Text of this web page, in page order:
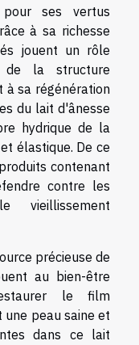
ses vertus
à sa richesse
jouent un rôle
de la structure
sa régénération
du lait d'ânesse
hydrique de la
élastique. De ce
contenant
contre les
vieillissement
précieuse de
au bien-être
le film
une peau saine et
dans ce lait